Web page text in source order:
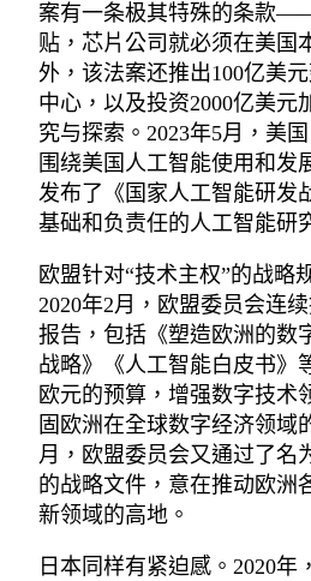
案有一条极其特殊的条款
贴，芯片公司就必须在美国
外，该法案还推出100亿美
中心，以及投资2000亿美元
究与探索。2023年5月，美
围绕美国人工智能使用和发
发布了《国家人工智能研发
基础和负责任的人工智能研
欧盟针对“技术主权”的战略
2020年2月，欧盟委员会连
报告，包括《塑造欧洲的数
战略》《人工智能白皮书》
欧元的预算，增强数字技术
固欧洲在全球数字经济领域
月，欧盟委员会又通过了名
的战略文件，意在推动欧洲
新领域的高地。
日本同样有紧迫感。2020年